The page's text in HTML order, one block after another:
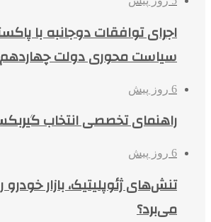
اجرای توافقات دوجانبه با
سیاست محوری دولت چهاردهم
6 روز پیش
راهنمای تخصصی انتخاب
6 روز پیش
تنش‌های ژئوپلیتیک، بازار
می‌برد؟